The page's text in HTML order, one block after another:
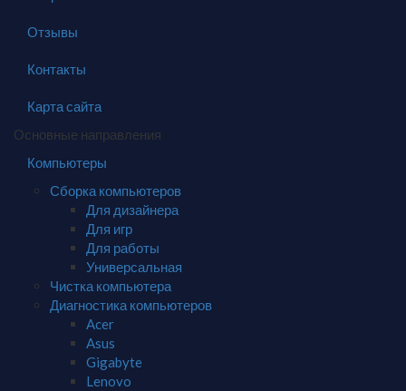
Отзывы
Контакты
Карта сайта
Основные направления
Компьютеры
Сборка компьютеров
Для дизайнера
Для игр
Для работы
Универсальная
Чистка компьютера
Диагностика компьютеров
Acer
Asus
Gigabyte
Lenovo